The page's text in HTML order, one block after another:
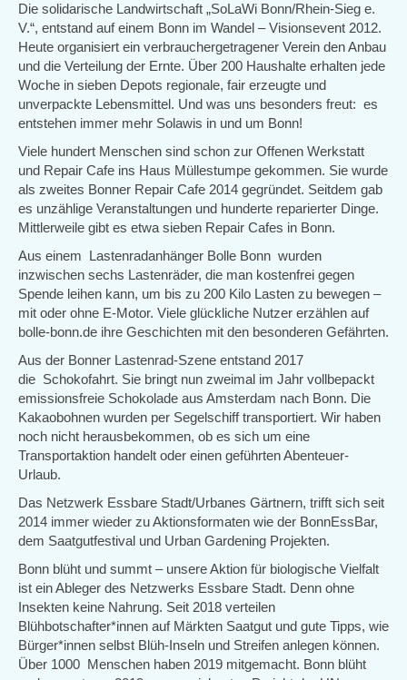
Die solidarische Landwirtschaft „SoLaWi Bonn/Rhein-Sieg e.
V.“, entstand auf einem Bonn im Wandel – Visionsevent 2012.
Heute organisiert ein verbrauchergetragener Verein den Anbau
und die Verteilung der Ernte. Über 200 Haushalte erhalten jede
Woche in sieben Depots regionale, fair erzeugte und
unverpackte Lebensmittel. Und was uns besonders freut: es
entstehen immer mehr Solawis in und um Bonn!
Viele hundert Menschen sind schon zur Offenen Werkstatt
und Repair Cafe ins Haus Müllestumpe gekommen. Sie wurde
als zweites Bonner Repair Cafe 2014 gegründet. Seitdem gab
es unzählige Veranstaltungen und hunderte reparierter Dinge.
Mittlerweile gibt es etwa sieben Repair Cafes in Bonn.
Aus einem Lastenradanhänger Bolle Bonn wurden
inzwischen sechs Lastenräder, die man kostenfrei gegen
Spende leihen kann, um bis zu 200 Kilo Lasten zu bewegen –
mit oder ohne E-Motor. Viele glückliche Nutzer erzählen auf
bolle-bonn.de ihre Geschichten mit den besonderen Gefährten.
Aus der Bonner Lastenrad-Szene entstand 2017
die Schokofahrt. Sie bringt nun zweimal im Jahr vollbepackt
emissionsfreie Schokolade aus Amsterdam nach Bonn. Die
Kakaobohnen wurden per Segelschiff transportiert. Wir haben
noch nicht herausbekommen, ob es sich um eine
Transportaktion handelt oder einen geführten Abenteuer-
Urlaub.
Das Netzwerk Essbare Stadt/Urbanes Gärtnern, trifft sich seit
2014 immer wieder zu Aktionsformaten wie der BonnEssBar,
dem Saatgutfestival und Urban Gardening Projekten.
Bonn blüht und summt – unsere Aktion für biologische Vielfalt
ist ein Ableger des Netzwerks Essbare Stadt. Denn ohne
Insekten keine Nahrung. Seit 2018 verteilen
Blühbotschafter*innen auf Märkten Saatgut und gute Tipps, wie
Bürger*innen selbst Blüh-Inseln und Streifen anlegen können.
Über 1000 Menschen haben 2019 mitgemacht. Bonn blüht